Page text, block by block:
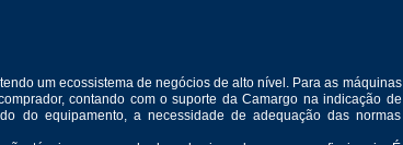
um ecossistema de negócios de alto nível. Para as máquinas
contando com o suporte da Camargo na indicação de
do equipamento, a necessidade de adequação das normas